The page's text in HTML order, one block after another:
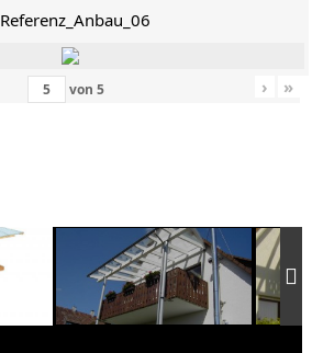
Referenz_Anbau_06
von 5 › »